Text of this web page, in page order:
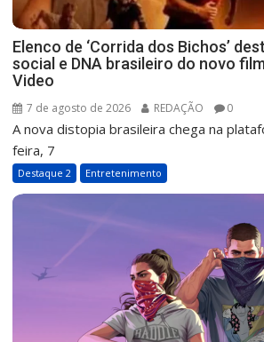
Elenco de ‘Corrida dos Bichos’
social e DNA brasileiro do novo
Video
7 de agosto de 2026 REDAÇÃO 0
A nova distopia brasileira chega na
feira, 7
Destaque 2 Entretenimento